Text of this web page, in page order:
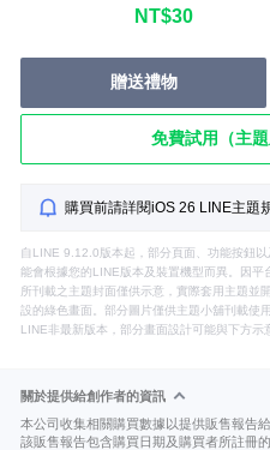
NT$30
贈送禮物
免費試用（主題
購買前請詳閱iOS 26 LINE主題
自LINE 9.12.0版本起，部分頁面、功能按鈕
能會根據您的LINE版本及裝置機型而異。因
所刊載之主題封面僅供示意，實際套用主題並
設的綠色畫面。部分圖片僅供主題小舖刊載使
LINE非最新版本，部分畫面設計可能與下方示
關於提供給創作者的資訊
本公司收集相關購買數據以提供販售報告給
該販售報告包含購買日期及購買者所註冊